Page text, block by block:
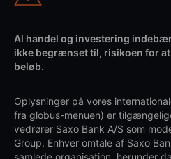
Al handel og investering
ikke begrænset til, risikoen for
beløb.
Oplysninger på vores
fra globus-menuen) er
vedrører Saxo Bank A/S som
Group. Enhver omtale af Saxo